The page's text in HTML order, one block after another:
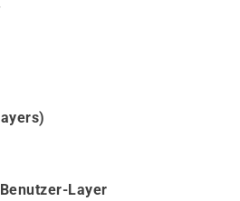
Layer